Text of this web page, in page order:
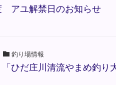
アユ解禁日のお知らせ
釣り場情報
ひだ庄川清流やまめ釣り